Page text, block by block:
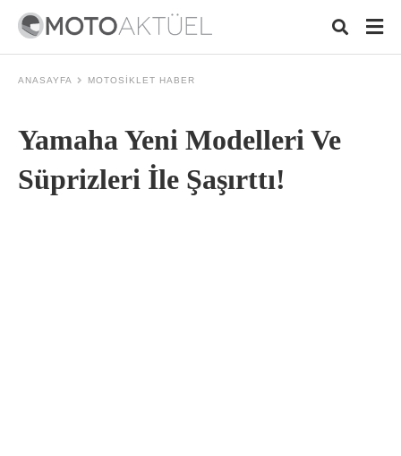
ANASAYFA MOTOSIKLET HABER
Yamaha Yeni Modelleri Ve
Süprizleri İle Şaşırttı!